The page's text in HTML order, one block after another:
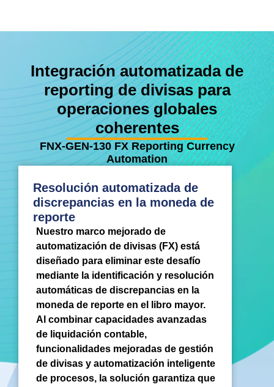
Integración automatizada de
reporting de divisas para
operaciones globales
coherentes
FNX-GEN-130 FX Reporting Currency
Automation
Resolución automatizada de
discrepancias en la moneda de
reporte
Nuestro marco mejorado de
automatización de divisas (FX) está
diseñado para eliminar este desafío
mediante la identificación y resolución
automáticas de discrepancias en la
moneda de reporte en el libro mayor.
Al combinar capacidades avanzadas
de liquidación contable,
funcionalidades mejoradas de gestión
de divisas y automatización inteligente
de procesos, la solución garantiza que